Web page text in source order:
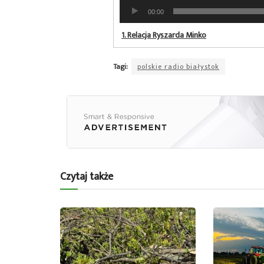
Odtwarzacz
plików
dźwiękowych
00:00
1.Relacja Ryszarda Minko
Tagi: polskie radio białystok
Czytaj także